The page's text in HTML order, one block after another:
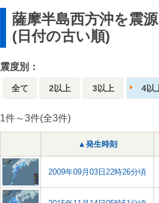
薩摩半島西方沖を震
(日付の古い順)
震度別：
全て 2以上 3以上 4以
1件～3件(全3件)
▲発生時刻
2009年09月03日22時26分頃